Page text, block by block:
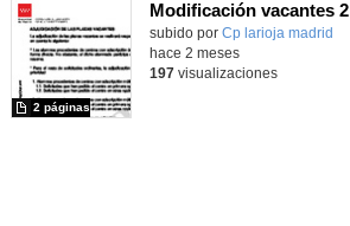
Modificación vacantes 2
Contenido educativo.
subido por Cp larioja madrid
2 páginas
hace 2 meses
197visualizaciones